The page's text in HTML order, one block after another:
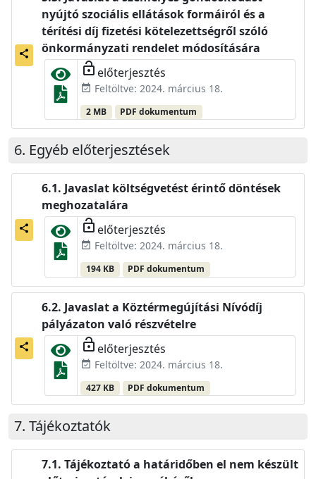
share
nyújtó szociális ellátások formáiról és a
térítési díj fizetési kötelezettségről szóló
önkormányzati rendelet módosítására
lock_open előterjesztés
event_available Feltöltve: 2024. március 18.
2 MB PDF dokumentum
Egyéb előterjesztések
share
Javaslat költségvetést érintő döntések
meghozatalára
lock_open előterjesztés
event_available Feltöltve: 2024. március 18.
194 KB PDF dokumentum
share
Javaslat a Köztérmegújítási Nívódíj
pályázaton való részvételre
lock_open előterjesztés
event_available Feltöltve: 2024. március 18.
427 KB PDF dokumentum
Tájékoztatók
Tájékoztató a határidőben el nem készült